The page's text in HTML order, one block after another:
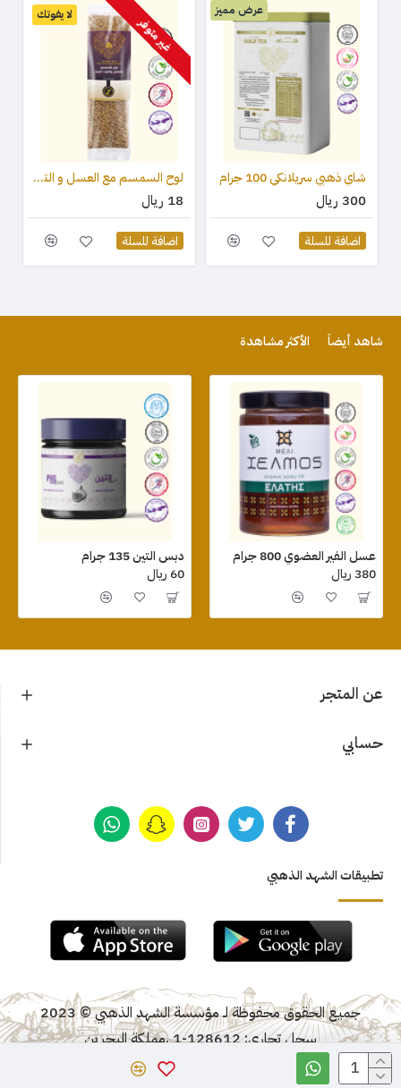
عرض مميز
شاي ذهبي سريلانكي 100 جرام
300 ريال
اضافة للسلة
لا يفوتك
غير متوفر
لوح السمسم مع العسل و التوت البري (قطعة واحدة) 75 جرام
18 ريال
اضافة للسلة
شاهد أيضاً الأكثر مشاهدة
عسل الفير العضوي 800 جرام
380 ريال
دبس التين 135 جرام
60 ريال
عن المتجر
حسابي
تطبيقات الشهد الذهبي
جميع الحقوق محفوظة لـ مؤسسة الشهد الذهبي © 2023
سجل تجاري: 128612-1 ,مملكة البحرين